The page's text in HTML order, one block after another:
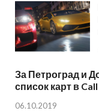
За Петроград и
список карт в
06.10.2019